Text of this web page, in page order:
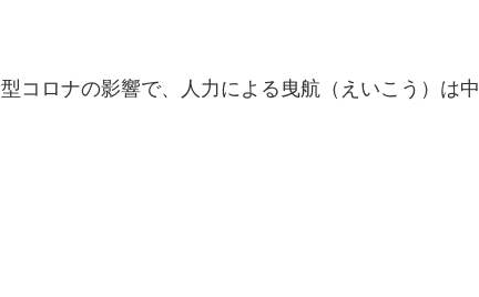
コロナの影響で、人力による曳航（えいこう）は中